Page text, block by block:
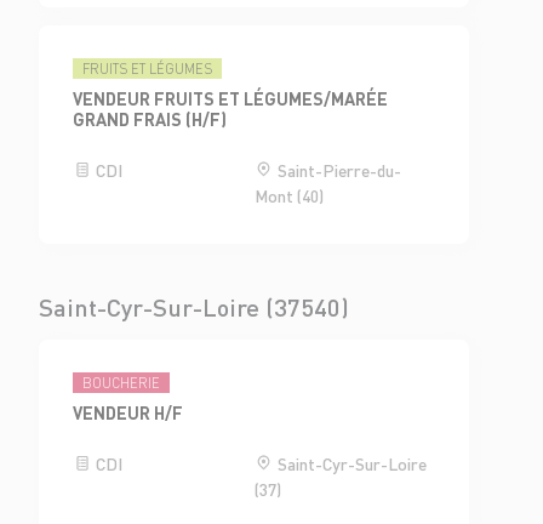
FRUITS ET LÉGUMES
VENDEUR FRUITS ET LÉGUMES/MARÉE
GRAND FRAIS (H/F)
CDI
Saint-Pierre-du-
Mont (40)
Saint-Cyr-Sur-Loire (37540)
BOUCHERIE
VENDEUR H/F
CDI
Saint-Cyr-Sur-Loire
(37)